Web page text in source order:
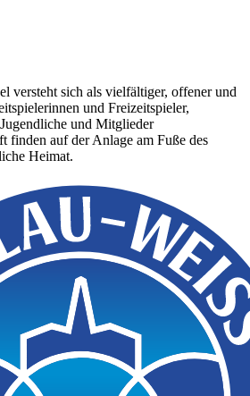
versteht sich als vielfältiger, offener und
und Freizeitspieler,
und Mitglieder
finden auf der Anlage am Fuße des
Heimat.